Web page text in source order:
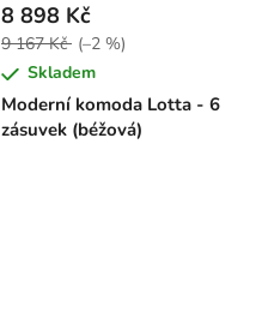
Moderní komoda Lotta - 6
zásuvek (béžová)
8 898 Kč
9 167 Kč (–2 %)
Skladem